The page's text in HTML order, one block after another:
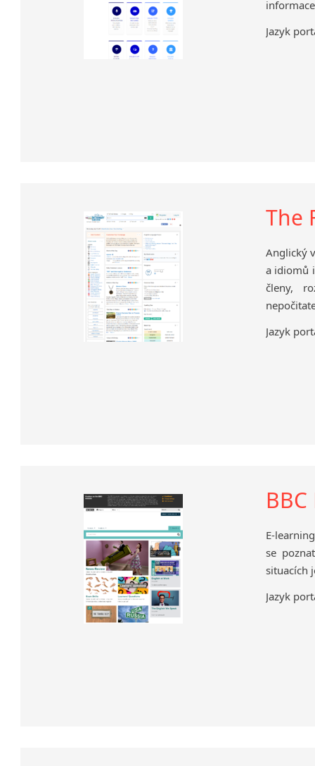
Jazyk
The
Anglický
a idiomů
členy,
Jazyk
E-
se
situacích
Jazyk